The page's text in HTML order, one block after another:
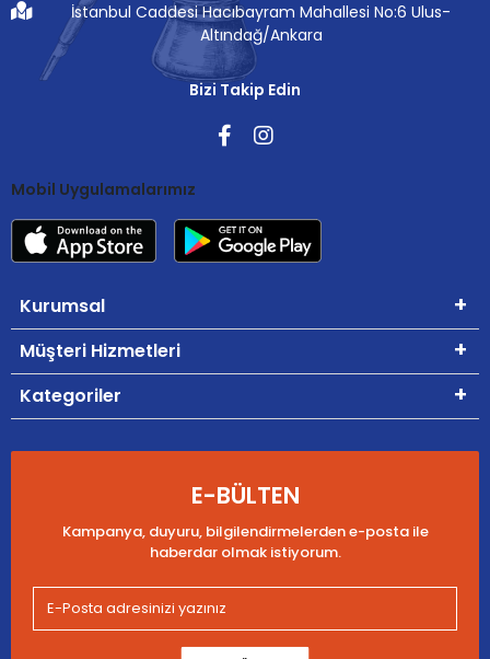
İstanbul Caddesi Hacıbayram Mahallesi No:6 Ulus-
Altındağ/Ankara
Bizi Takip Edin
Mobil Uygulamalarımız
Kurumsal
Müşteri Hizmetleri
Kategoriler
E-BÜLTEN
Kampanya, duyuru, bilgilendirmelerden e-posta ile
haberdar olmak istiyorum.